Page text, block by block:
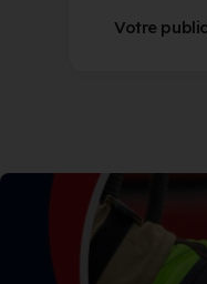
Votre